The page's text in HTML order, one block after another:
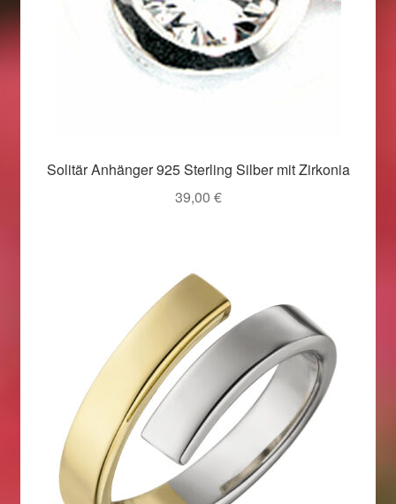
Liefer- und Versandkosten
Magisches und Festliches zu Halloween
Magisches und Festliches zu Halloween 2022
Ostergeschenke finden für Ostern 2015
Ostergeschenke finden für Ostern 2016
Ostergeschenke finden für Ostern 2017
Ostergeschenke finden für Ostern 2018
Solitär Anhänger 925 Sterling Silber mit Zirkonia
39,00 €